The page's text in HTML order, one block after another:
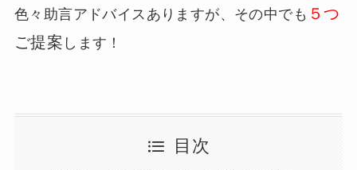
色々助言アドバイスありますが、その中でも ５つ
ご提案 します！
目次